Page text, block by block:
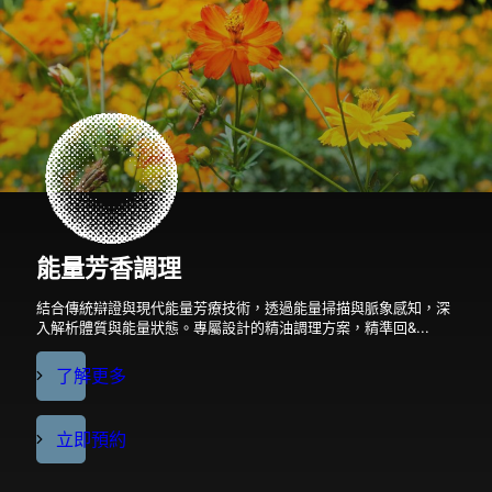
能量芳香調理
結合傳統辯證與現代能量芳療技術，透過能量掃描與脈象感知，深
入解析體質與能量狀態。專屬設計的精油調理方案，精準回&...
了解更多
立即預約